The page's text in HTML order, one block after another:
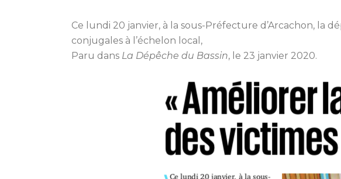
Ce lundi 20 janvier, à la sous-Préfecture d’Arcachon, la
conjugales à l’échelon local,
Paru dans La Dépêche du Bassin, le 23 janvier 2020.